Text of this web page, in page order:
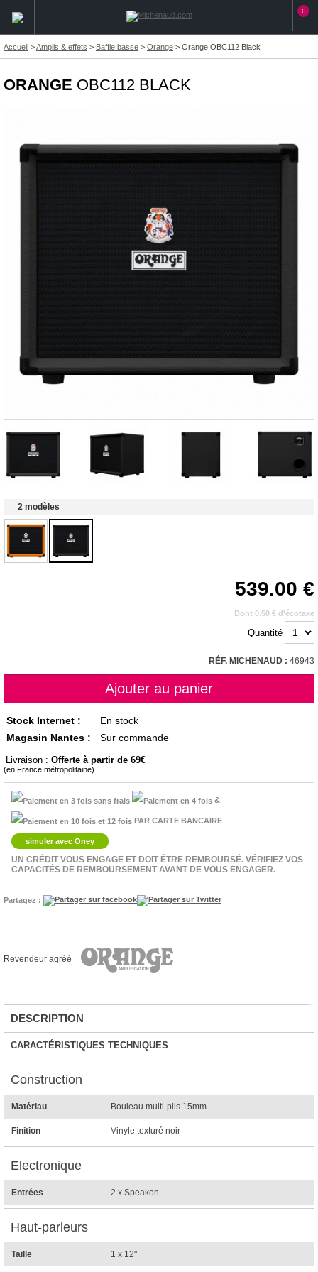
0
Accueil >Amplis & effets > Baffle basse > Orange > Orange OBC112 Black
ORANGE OBC112 BLACK
2 modèles
539.00
Dont 0.50 € d'écotaxe
Quantité
RÉF. MICHENAUD : 46943
Stock Internet :
En stock
Magasin Nantes :
Sur commande
Livraison : Offerte à partir de 69
(en France métropolitaine)
&
PAR CARTE BANCAIRE
simuler avec Oney
UN CRÉDIT VOUS ENGAGE ET DOIT ÊTRE REMBOURSÉ. VÉRIFIEZ VOS
CAPACITÉS DE REMBOURSEMENT AVANT DE VOUS ENGAGER.
Partagez :
Revendeur agréé
DESCRIPTION
CARACTÉRISTIQUES TECHNIQUES
Construction
Matériau Bouleau multi-plis 15mm
Finition Vinyle texturé noir
Electronique
Entrées 2 x Speakon
Haut-parleurs
Taille 1 x 12"